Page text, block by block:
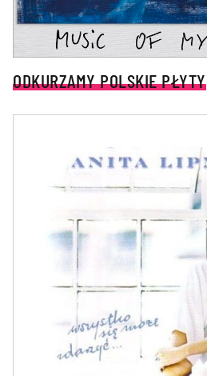
ODKURZAMY POLSKIE PŁYTY